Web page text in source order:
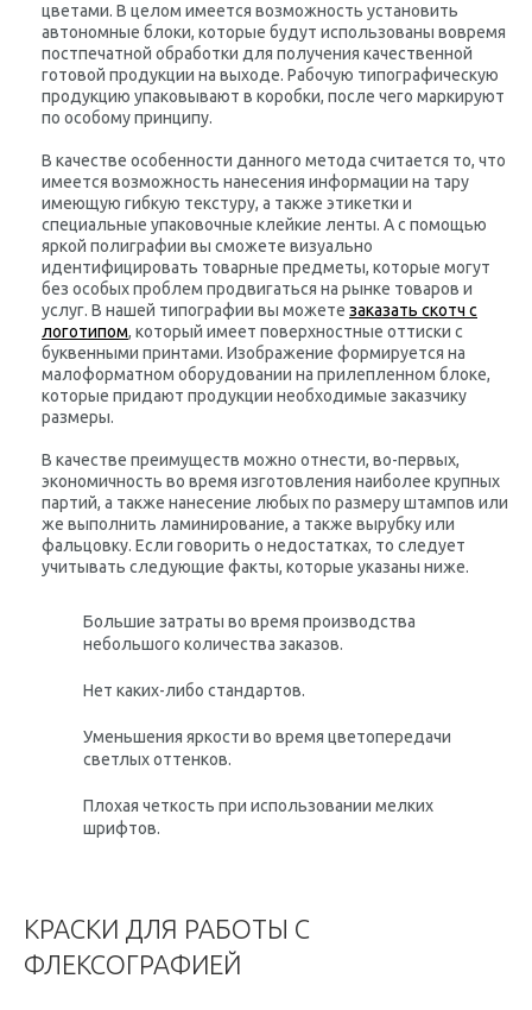
цветами. В целом имеется возможность установить
автономные блоки, которые будут использованы вовремя
постпечатной обработки для получения качественной
готовой продукции на выходе. Рабочую типографическую
продукцию упаковывают в коробки, после чего маркируют
по особому принципу.
В качестве особенности данного метода считается то, что
имеется возможность нанесения информации на тару
имеющую гибкую текстуру, а также этикетки и
специальные упаковочные клейкие ленты. А с помощью
яркой полиграфии вы сможете визуально
идентифицировать товарные предметы, которые могут
без особых проблем продвигаться на рынке товаров и
услуг. В нашей типографии вы можете заказать скотч с
логотипом, который имеет поверхностные оттиски с
буквенными принтами. Изображение формируется на
малоформатном оборудовании на прилепленном блоке,
которые придают продукции необходимые заказчику
размеры.
В качестве преимуществ можно отнести, во-первых,
экономичность во время изготовления наиболее крупных
партий, а также нанесение любых по размеру штампов или
же выполнить ламинирование, а также вырубку или
фальцовку. Если говорить о недостатках, то следует
учитывать следующие факты, которые указаны ниже.
Большие затраты во время производства
небольшого количества заказов.
Нет каких-либо стандартов.
Уменьшения яркости во время цветопередачи
светлых оттенков.
Плохая четкость при использовании мелких
шрифтов.
КРАСКИ ДЛЯ РАБОТЫ С
ФЛЕКСОГРАФИЕЙ